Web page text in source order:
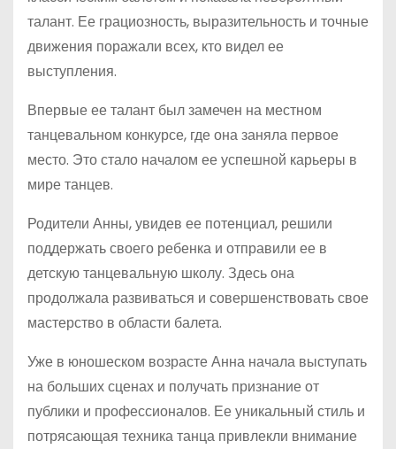
талант. Ее грациозность, выразительность и точные
движения поражали всех, кто видел ее
выступления.
Впервые ее талант был замечен на местном
танцевальном конкурсе, где она заняла первое
место. Это стало началом ее успешной карьеры в
мире танцев.
Родители Анны, увидев ее потенциал, решили
поддержать своего ребенка и отправили ее в
детскую танцевальную школу. Здесь она
продолжала развиваться и совершенствовать свое
мастерство в области балета.
Уже в юношеском возрасте Анна начала выступать
на больших сценах и получать признание от
публики и профессионалов. Ее уникальный стиль и
потрясающая техника танца привлекли внимание